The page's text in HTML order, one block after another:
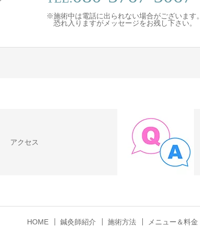
※施術中は電話に出られない場合がございます。
恐れ入りますがメッセージをお残し下さい。
アクセス
HOME 鍼灸師紹介 施術方法 メニュー＆料金